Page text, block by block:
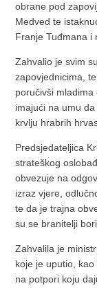
obrane pod
Medved te
Franje Tuđmana i
Zahvalio je svim
zapovjednicima,
poručivši
imajući na umu
krvlju hrabrih
Predsjedateljica
strateškog
obvezuje na
izraz vjere,
te da je trajna
su se branitelji
Zahvalila je
koje je uputio,
na potpori koju